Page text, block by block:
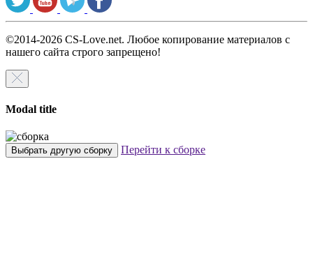
©2014-2026 CS-Love.net. Любое копирование материалов с
нашего сайта строго запрещено!
Modal title
Выбрать другую сборку Перейти к сборке